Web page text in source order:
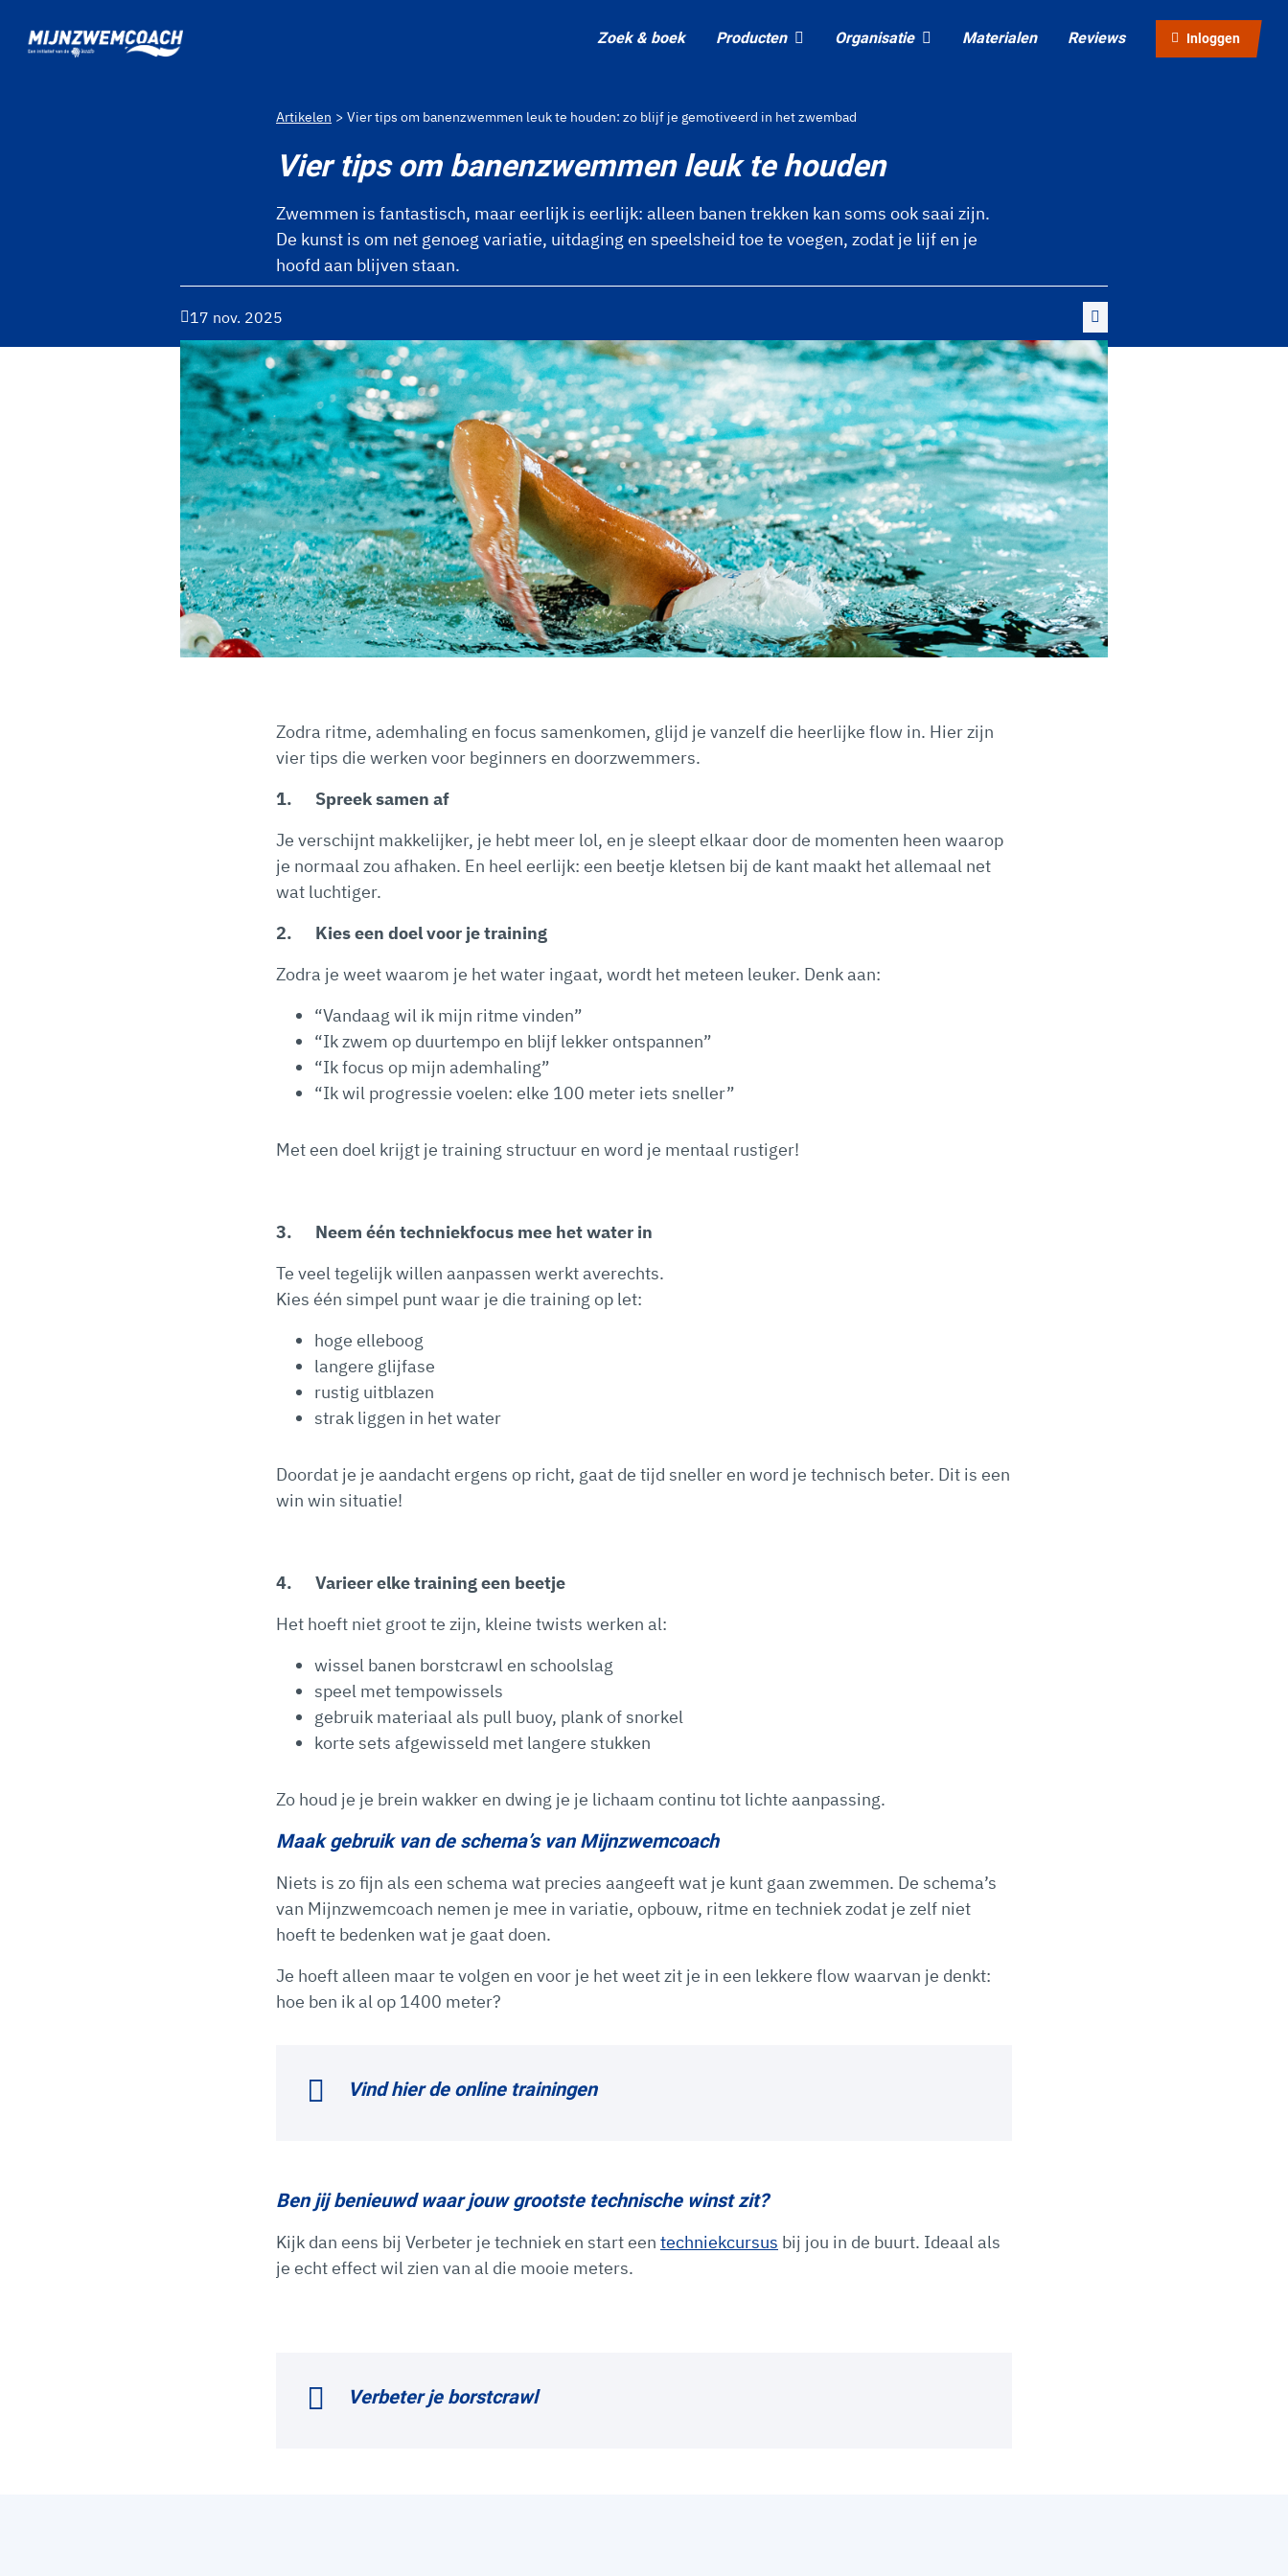
Zoek & boek Producten Organisatie Materialen Reviews Inloggen
Artikelen Vier tips om banenzwemmen leuk te houden: zo blijf je gemotiveerd in het zwembad
Vier tips om banenzwemmen leuk te houden
Zwemmen is fantastisch, maar eerlijk is eerlijk: alleen banen trekken kan soms ook saai zijn.
De kunst is om net genoeg variatie, uitdaging en speelsheid toe te voegen, zodat je lijf en je
hoofd aan blijven staan.
17 nov. 2025
Zodra ritme, ademhaling en focus samenkomen, glijd je vanzelf die heerlijke flow in. Hier zijn
vier tips die werken voor beginners en doorzwemmers.
1. Spreek samen af
Je verschijnt makkelijker, je hebt meer lol, en je sleept elkaar door de momenten heen waarop
je normaal zou afhaken. En heel eerlijk: een beetje kletsen bij de kant maakt het allemaal net
wat luchtiger.
2. Kies een doel voor je training
Zodra je weet waarom je het water ingaat, wordt het meteen leuker. Denk aan:
“Vandaag wil ik mijn ritme vinden”
“Ik zwem op duurtempo en blijf lekker ontspannen”
“Ik focus op mijn ademhaling”
“Ik wil progressie voelen: elke 100 meter iets sneller”
Met een doel krijgt je training structuur en word je mentaal rustiger!
3. Neem één techniekfocus mee het water in
Te veel tegelijk willen aanpassen werkt averechts.
Kies één simpel punt waar je die training op let:
hoge elleboog
langere glijfase
rustig uitblazen
strak liggen in het water
Doordat je je aandacht ergens op richt, gaat de tijd sneller en word je technisch beter. Dit is een
win win situatie!
4. Varieer elke training een beetje
Het hoeft niet groot te zijn, kleine twists werken al:
wissel banen borstcrawl en schoolslag
speel met tempowissels
gebruik materiaal als pull buoy, plank of snorkel
korte sets afgewisseld met langere stukken
Zo houd je je brein wakker en dwing je je lichaam continu tot lichte aanpassing.
Maak gebruik van de schema’s van Mijnzwemcoach
Niets is zo fijn als een schema wat precies aangeeft wat je kunt gaan zwemmen. De schema’s
van Mijnzwemcoach nemen je mee in variatie, opbouw, ritme en techniek zodat je zelf niet
hoeft te bedenken wat je gaat doen.
Je hoeft alleen maar te volgen en voor je het weet zit je in een lekkere flow waarvan je denkt:
hoe ben ik al op 1400 meter?
Vind hier de online trainingen
Ben jij benieuwd waar jouw grootste technische winst zit?
Kijk dan eens bij Verbeter je techniek en start een techniekcursus bij jou in de buurt. Ideaal als
je echt effect wil zien van al die mooie meters.
Verbeter je borstcrawl